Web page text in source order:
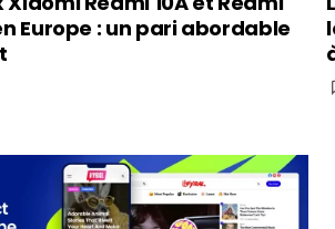
Europe : un pari abordable